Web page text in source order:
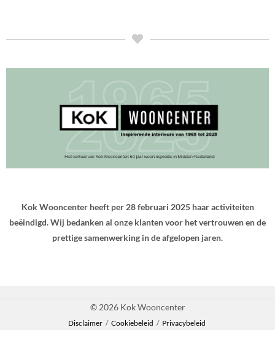
Kok Wooncenter heeft per 28 februari 2025 haar activiteiten
beëindigd. Wij bedanken al onze klanten voor het vertrouwen en de
prettige samenwerking in de afgelopen jaren.
© 2026 Kok Wooncenter
Disclaimer / Cookiebeleid / Privacybeleid